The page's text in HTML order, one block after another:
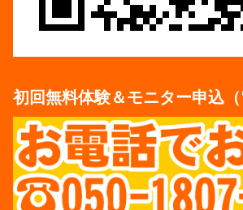
初回無料体験＆モニター申込（